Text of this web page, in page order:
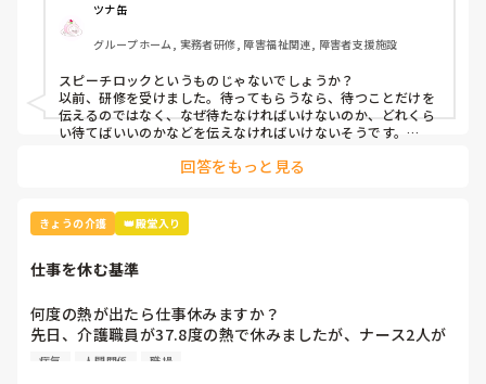
ツナ缶
グループホーム, 実務者研修, 障害福祉関連, 障害者支援施設
スピーチロックというものじゃないでしょうか？
以前、研修を受けました。待ってもらうなら、待つことだけを
伝えるのではなく、なぜ待たなければいけないのか、どれくら
い待てばいいのかなどを伝えなければいけないそうです。
回答をもっと見る
きょうの介護 👑殿堂入り
仕事を休む基準
何度の熱が出たら仕事休みますか？
先日、介護職員が37.8度の熱で休みましたが、ナース2人が
「37.8度くらいで休む？私なら休まない。甘えよね」等、会
病気 人間関係 職場